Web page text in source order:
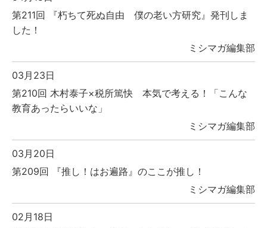
第211回 『朽ちて死ぬ自由 僕の老い方研究』発刊しま
した！
ミシマガ編集部
03月23日
第210回 木村泰子×税所篤快 本気で考える！「こんな
教育あったらいいな」
ミシマガ編集部
03月20日
第209回 『推し！はお遍路』のここが推し！
ミシマガ編集部
02月18日